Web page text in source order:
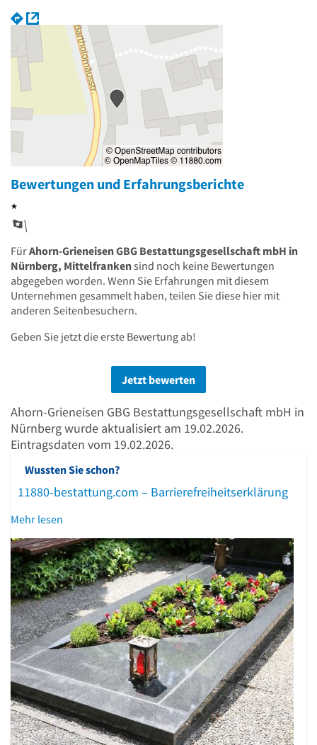
Bewertungen und Erfahrungsberichte
*
FürAhorn-Grieneisen GBG Bestattungsgesellschaft mbH in
Nürnberg, Mittelfrankensind noch keine Bewertungen
abgegeben worden. Wenn Sie Erfahrungen mit diesem
Unternehmen gesammelt haben, teilen Sie diese hier mit
anderen Seitenbesuchern.
Geben Sie jetzt die erste Bewertung ab!
Jetzt bewerten
Ahorn-Grieneisen GBG Bestattungsgesellschaft mbH in
Nürnberg wurde aktualisiert am 19.02.2026.
Eintragsdaten vom 19.02.2026.
Wussten Sie schon?
11880-bestattung.com – Barrierefreiheitserklärung
Mehr lesen